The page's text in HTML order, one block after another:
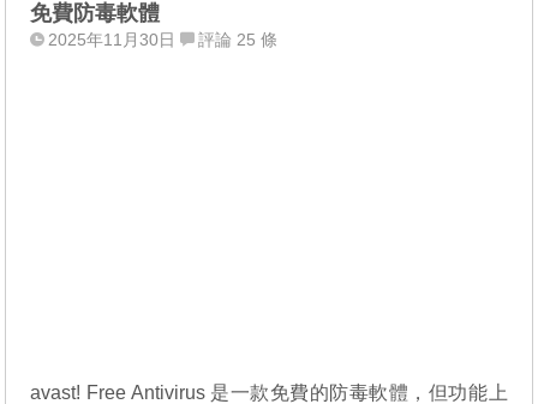
免費防毒軟體
2025年11月30日 評論 25 條
avast! Free Antivirus 是一款免費的防毒軟體，但功能上